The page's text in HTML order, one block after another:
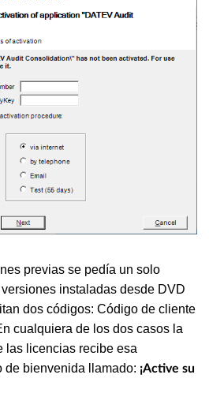
previas se pedía un solo
instaladas desde DVD
dos códigos: Código de cliente
cualquiera de los dos casos la
las licencias recibe esa
de bienvenida llamado: ¡Active su